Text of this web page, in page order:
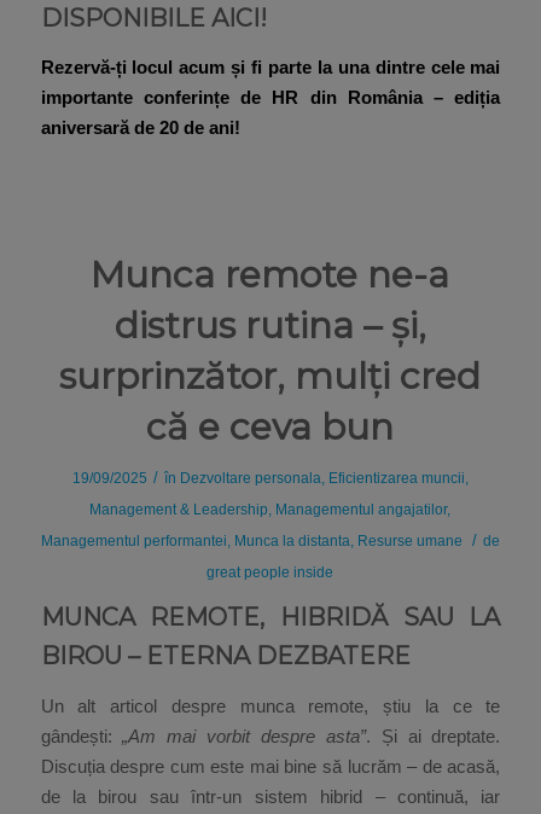
DISPONIBILE AICI !
Rezervă-ți locul acum și fi parte la una dintre cele mai
importante conferințe de HR din România – ediția
aniversară de 20 de ani!
Munca remote ne-a
distrus rutina – și,
surprinzător, mulți cred
că e ceva bun
19/09/2025 / în Dezvoltare personala, Eficientizarea muncii,
Management & Leadership, Managementul angajatilor,
Managementul performantei, Munca la distanta, Resurse umane / de
great people inside
MUNCA REMOTE, HIBRIDĂ SAU LA
BIROU – ETERNA DEZBATERE
Un alt articol despre munca remote, știu la ce te
gândești:„Am mai vorbit despre asta”. Și ai dreptate.
Discuția despre cum este mai bine să lucrăm – de acasă,
de la birou sau într-un sistem hibrid – continuă, iar